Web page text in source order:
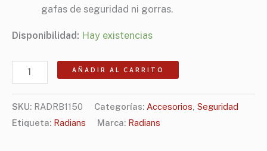
gafas de seguridad ni gorras.
Disponibilidad: Hay existencias
AÑADIR AL CARRITO
SKU: RADRB1150 Categorías: Accesorios, Seguridad
Etiqueta: Radians Marca: Radians